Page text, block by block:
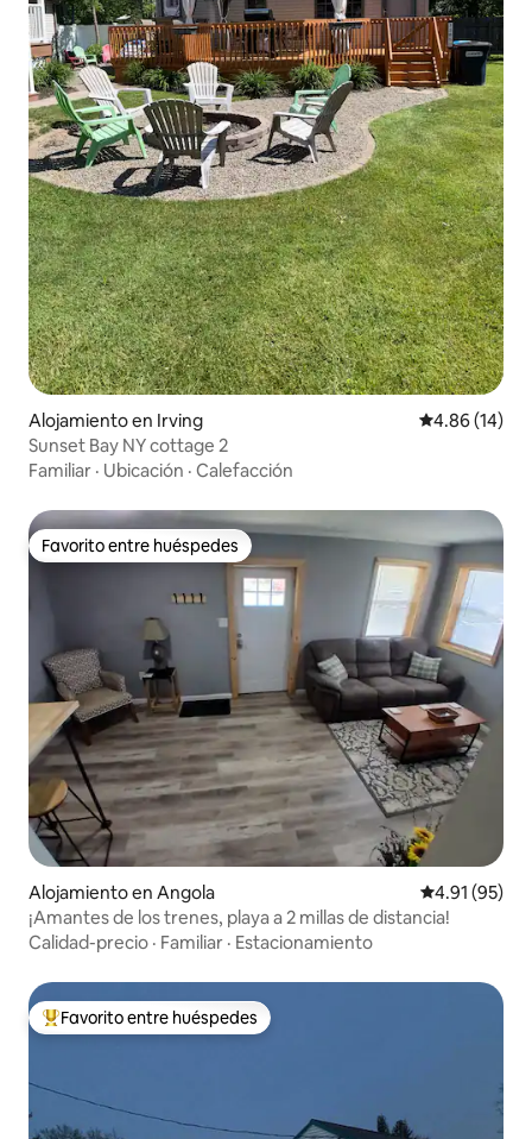
Alojamiento en Irving Calificación
4.86 (14)
Sunset Bay NY cottage 2
Familiar · Ubicación · Calefacción
Favorito entre huéspedes
Favorito entre huéspedes
Alojamiento en Angola Calificación
4.91 (95)
¡Amantes de los trenes, playa a 2 millas de distancia!
Calidad-precio · Familiar · Estacionamiento
Favorito entre huéspedes preferido
Favorito entre huéspedes